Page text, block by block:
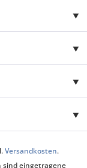
Versandkosten.
eingetragene